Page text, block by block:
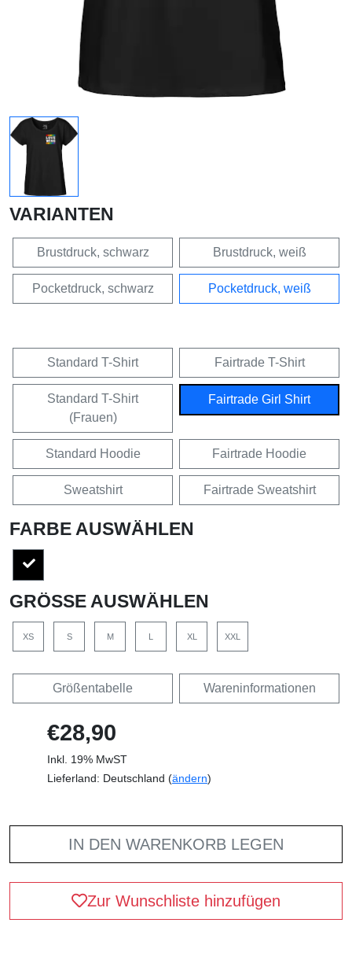
VARIANTEN
Brustdruck, schwarz Brustdruck, weiß
Pocketdruck, schwarz Pocketdruck, weiß
Standard T-Shirt Fairtrade T-Shirt
Standard T-Shirt
(Frauen)
Fairtrade Girl Shirt
Standard Hoodie Fairtrade Hoodie
Sweatshirt Fairtrade Sweatshirt
FARBE AUSWÄHLEN
GRÖSSE AUSWÄHLEN
XS S M L XL XXL
Größentabelle Wareninformationen
€28,90
Inkl. 19% MwST
Lieferland: Deutschland (ändern)
IN DEN WARENKORB LEGEN
Zur Wunschliste hinzufügen